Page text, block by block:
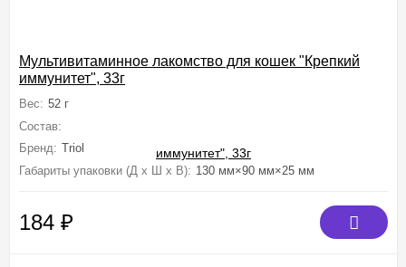
Мультивитаминное лакомство для кошек "Крепкий
иммунитет", 33г
Вес: 52 г
Состав:
Бренд: Triol
Габариты упаковки (Д х Ш х В): 130 мм×90 мм×25 мм
184 ₽